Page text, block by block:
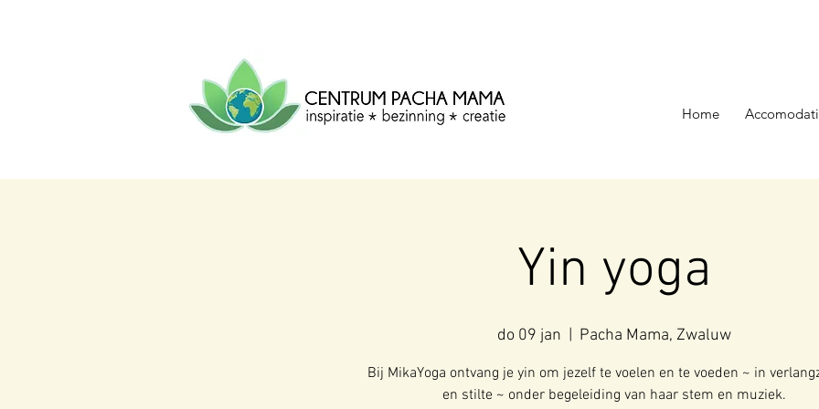
CENTRUM
PACHA
MAMA Centrum voor inspiratie, bezinning &
creatie.
Home
Yin yoga
do 09 jan Pacha Mama, Zwaluw
Bij MikaYoga ontvang je yin om jezelf te voelen en te voeden ~ in
en stilte ~ onder begeleiding van haar stem en muziek.